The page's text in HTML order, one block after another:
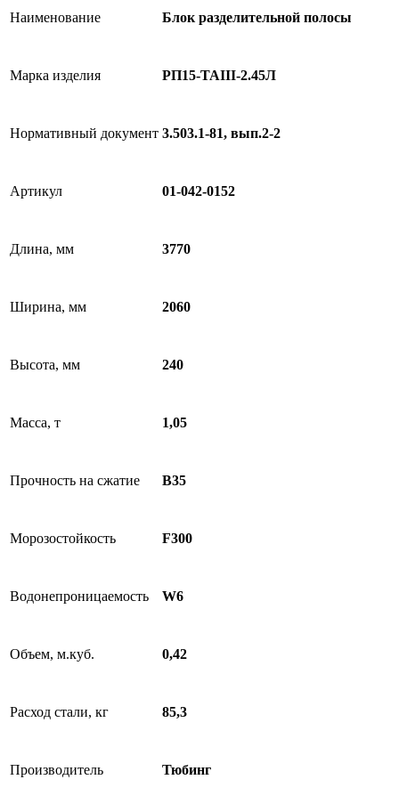
Наименование Блок разделительной полосы
Марка изделия РП15-TAIII-2.45Л
Нормативный документ 3.503.1-81, вып.2-2
Артикул 01-042-0152
Длина, мм 3770
Ширина, мм 2060
Высота, мм 240
Масса, т 1,05
Прочность на сжатие B35
Морозостойкость F300
Водонепроницаемость W6
Объем, м.куб. 0,42
Расход стали, кг 85,3
Производитель Тюбинг